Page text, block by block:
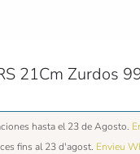
21Cm Zurdos
hasta el 23 de Agosto.
fins al 23 d'agost. Envieu